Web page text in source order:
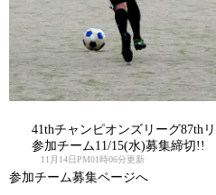
41thチャンピオンズリーグ87th
参加チーム11/15(水)募集締切!!
11月14日PM01時06分更新
参加チーム募集ページへ